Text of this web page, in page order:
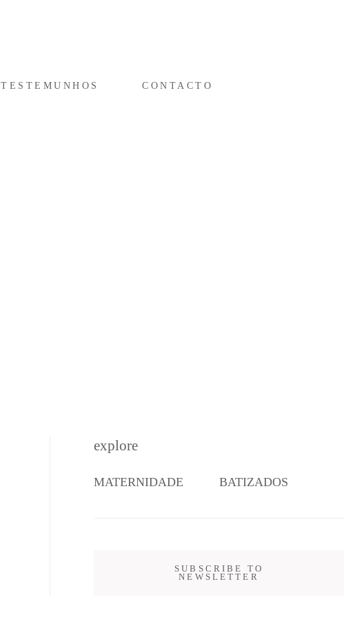
TESTEMUNHOS CONTACTO
explore
MATERNIDADE BATIZADOS
SUBSCRIBE TO
NEWSLETTER